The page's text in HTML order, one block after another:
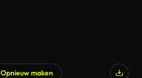
Opnieuw maken